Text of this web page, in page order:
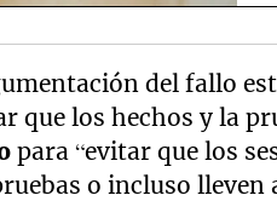
del fallo
que los hechos y la
para “evitar que los
o incluso lleven